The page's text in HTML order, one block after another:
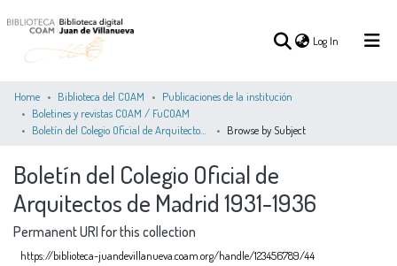
Log In (current)
&
ALL OF DSPACE
Home Biblioteca del COAM
Publicaciones de la institución
Boletines y revistas COAM / FuCOAM
Browse by Subject
Boletín del Colegio Oficial de
Arquitectos de Madrid 1931-1936
Permanent URI for this collection
https://biblioteca-juandevillanueva.coam.org/handle/123456789/44